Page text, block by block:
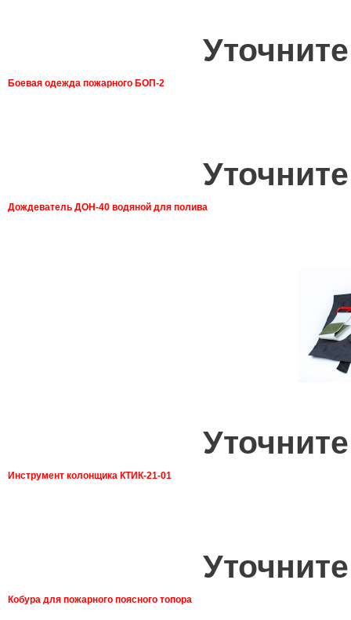
Боевая одежда пожарного БОП-2
Дождеватель ДОН-40 водяной для полива
Инструмент колонщика КТИК-21-01
Кобура для пожарного поясного топора